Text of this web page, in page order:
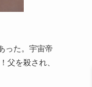
った。宇宙帝
を殺され、